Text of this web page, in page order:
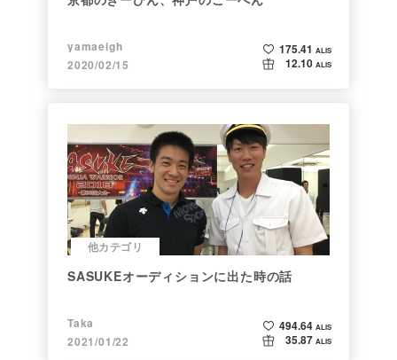
yamaeigh
2020/02/15
175.41 ALIS
12.10 ALIS
他カテゴリ
SASUKEオーディションに出た時の話
Taka
2021/01/22
494.64 ALIS
35.87 ALIS